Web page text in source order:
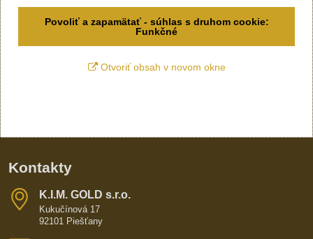
Povoliť a zapamätať - súhlas s druhom cookie:
Funkčné
Otvoriť obsah v novom okne
Kontakty
K​​.I​​.M​​. GOLD s​​.r​​.o​​.
Kukučínová 17
92101 Piešťany